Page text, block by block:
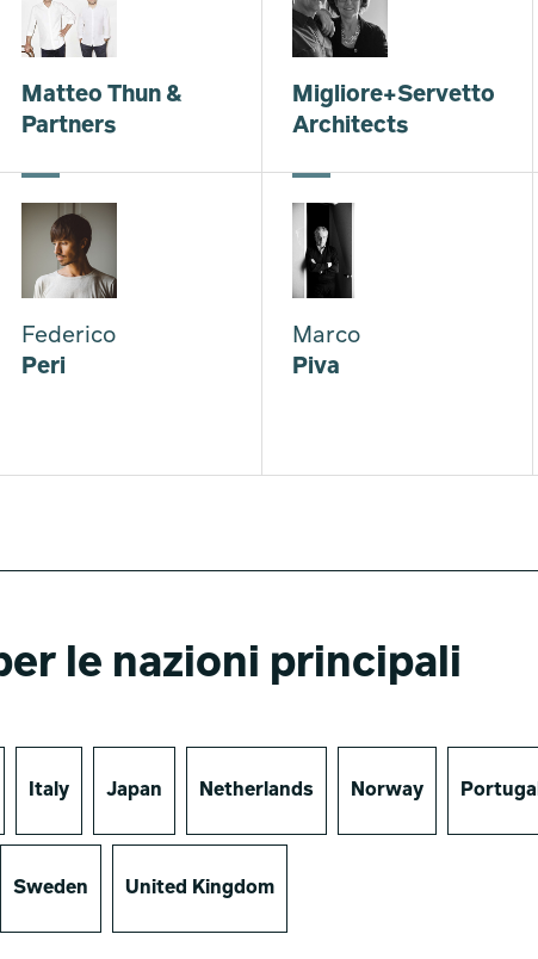
Matteo Thun &
Partners
Migliore+Servetto
Architects
Federico
Peri
Marco
Piva
le nazioni principali
Italy Japan Netherlands Norway Portugal
Sweden United Kingdom